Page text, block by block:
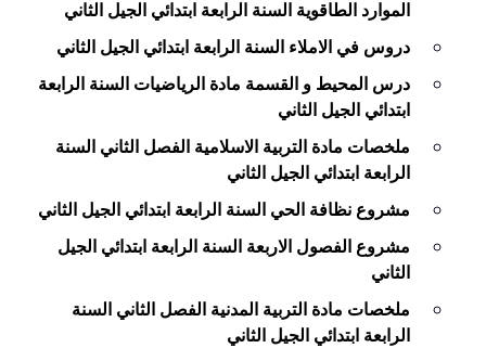
الموارد الطاقوية السنة الرابعة ابتدائي الجيل الثاني
دروس في الاملاء السنة الرابعة ابتدائي الجيل الثاني
درس المحيط و القسمة مادة الرياضيات السنة الرابعة
ابتدائي الجيل الثاني
ملخصات مادة التربية الاسلامية الفصل الثاني السنة
الرابعة ابتدائي الجيل الثاني
مشروع نظافة الحي السنة الرابعة ابتدائي الجيل الثاني
مشروع الفصول الاربعة السنة الرابعة ابتدائي الجيل
الثاني
ملخصات مادة التربية المدنية الفصل الثاني السنة
الرابعة ابتدائي الجيل الثاني